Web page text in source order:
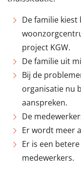
De familie kiest
project KGW.
De familie uit
Bij de
organisatie nu
aanspreken.
De
Er wordt meer
Er is een
medewerkers.